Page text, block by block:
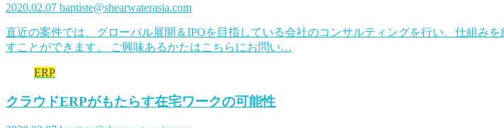
2020.02.07 baptiste@shearwaterasia.com
直近の案件では、グローバル展開＆IPOを目指している会社のコンサルティングを行い、仕組み
すことができます。 ご興味あるかたはこちらにお問い…
ERP
クラウドERPがもたらす在宅ワークの可能性